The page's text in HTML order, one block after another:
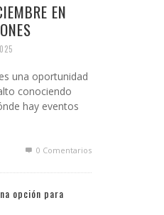
EN
una oportunidad
conociendo
hay eventos
0 Comentarios
opción para